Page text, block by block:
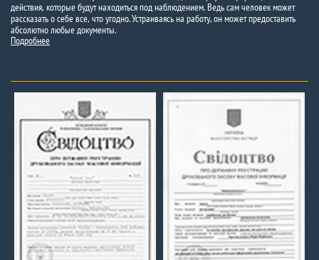
действия, которые будут находиться под наблюдением. Ведь сам человек может
рассказать о себе все, что угодно. Устраиваясь на работу, он может предоставить
абсолютно любые документы.
Подробнее